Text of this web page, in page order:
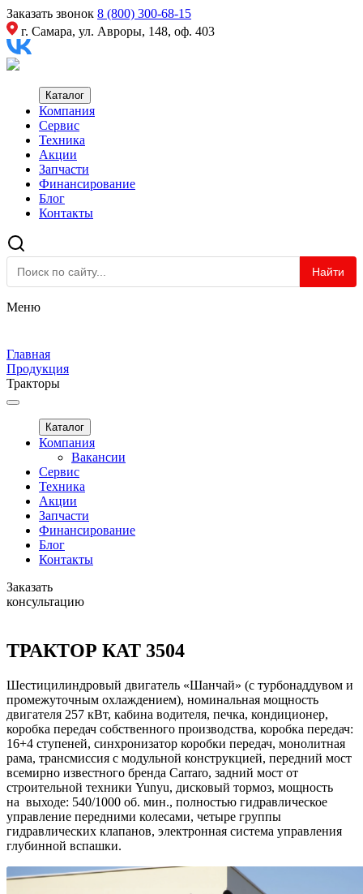
Заказать звонок 8 (800) 300-68-15
г. Самара, ул. Авроры, 148, оф. 403
Каталог
Компания
Сервис
Техника
Акции
Запчасти
Финансирование
Блог
Контакты
Найти
Меню
Главная
Продукция
Тракторы
Каталог
Компания
Вакансии
Сервис
Техника
Акции
Запчасти
Финансирование
Блог
Контакты
Заказать
консультацию
ТРАКТОР КАТ 3504
Шестицилиндровый двигатель «Шанчай» (с турбонаддувом и
промежуточным охлаждением), номинальная мощность
двигателя 257 кВт, кабина водителя, печка, кондиционер,
коробка передач собственного производства, коробка передач:
16+4 ступеней, синхронизатор коробки передач, монолитная
рама, трансмиссия с модульной конструкцией, передний мост
всемирно известного бренда Carraro, задний мост от
строительной техники Yunyu, дисковый тормоз, мощность
на выходе: 540/1000 об. мин., полностью гидравлическое
управление передними колесами, четыре группы
гидравлических клапанов, электронная система управления
глубинной вспашки.